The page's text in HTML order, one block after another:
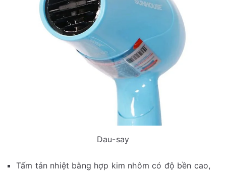
Dau-say
Tấm tản nhiệt bằng hợp kim nhôm có độ bền cao,